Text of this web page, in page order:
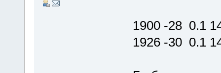
1900 -28 0.1
1926 -30 0.1